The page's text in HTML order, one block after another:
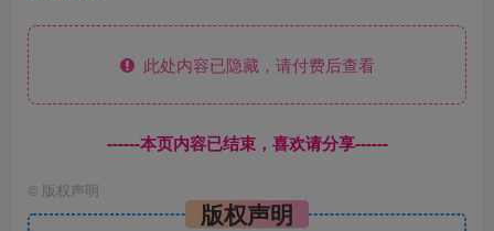
此处内容已隐藏，请付费后查看
------本页内容已结束，喜欢请分享------
© 版权声明
版权声明